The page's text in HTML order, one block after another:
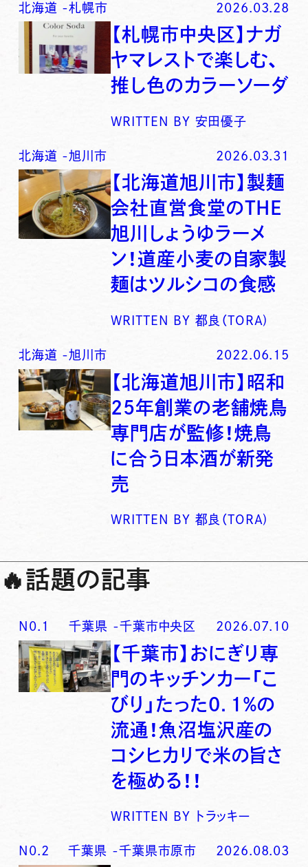
北海道 -札幌市 2026.03.28
【札幌市中央区】ナガ
ヤマレストで楽しむ、
推し色のカラーソーダ
WRITTEN BY 安田優子
北海道 -旭川市 2026.03.31
【北海道旭川市】製麺
会社直営食堂のTHE
旭川しょうゆラーメ
ン！道産小麦の自家製
麺はツルシコの食感
WRITTEN BY 都良（TORA)
北海道 -旭川市 2022.06.15
【北海道旭川市】昭和
25年創業の老舗焼鳥
専門店が監修！焼鳥
に合う日本酒が新発
売
WRITTEN BY 都良（TORA)
🔥話題の記事
N0. 1 千葉県 -千葉市中央区 2026.07.10
【千葉市】おにぎり専
門のキッチンカー「こ
びり」たった0．1％の
流通！魚沼塩沢産の
コシヒカリで米の旨さ
を極める！！
WRITTEN BY トラッキー
N0. 2 千葉県 -千葉県市原市 2026.08.03